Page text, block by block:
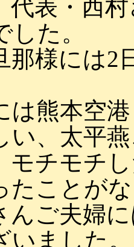
代表・西
た。
那様には2
は熊本空
い、太平
モチモチ
たことが
んご夫婦
ました。